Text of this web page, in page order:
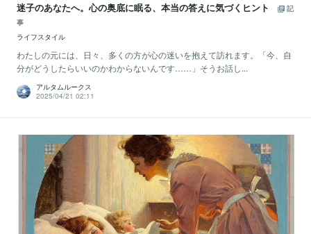
迷子のあなたへ。心の奥底に眠る、本当の答えに気づくヒント
記
事
ライフスタイル
わたしの元には、日々、多くの方が心の迷いを抱えて訪れます。「今、自
分がどうしたらいいのかわからないんです……」そうお話し...
アルタムルークス
2025/04/21 02:11